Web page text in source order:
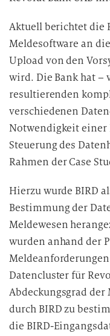
Aktuell berichtet die
Meldesoftware an
Upload von den
wird. Die Bank hat –
resultierenden
verschiedenen
Notwendigkeit
Steuerung des
Rahmen der Case
Hierzu wurde BIRD
Bestimmung der
Meldewesen
wurden anhand der
Datencluster für
Abdeckungsgrad
durch BIRD zu
die BIRD-